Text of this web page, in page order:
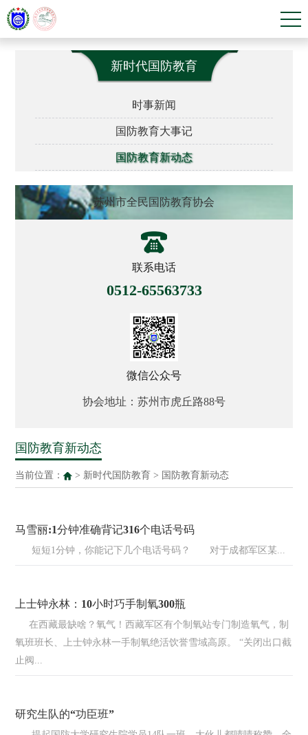
新时代国防教育
时事新闻
国防教育大事记
国防教育新动态
苏州市全民国防教育协会
联系电话
0512-65563733
微信公众号
协会地址：苏州市虎丘路88号
国防教育新动态
当前位置： > 新时代国防教育 > 国防教育新动态
马雪丽:1分钟准确背记316个电话号码
短短1分钟，你能记下几个电话号码？ 对于成都军区某...
上士钟永林：10小时巧手制氧300瓶
在西藏最缺啥？氧气！西藏军区有个制氧站专门制造氧气，制
氧班班长、上士钟永林一手制氧绝活饮誉雪域高原。 “关闭出口截
止阀...
研究生队的“功臣班”